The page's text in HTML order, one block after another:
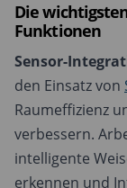
Die
Funktionen
Sensor-
den Einsatz von
Raumeffizienz
verbessern.
intelligente
erkennen und